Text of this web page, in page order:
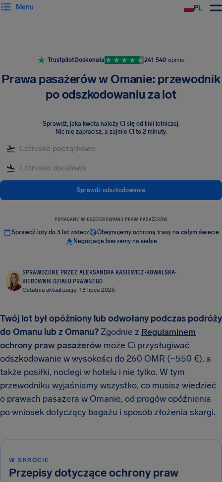
PL
Menu
TrustpilotDoskonała 241 540 opinie
Prawa pasażerów w Omanie: przewodnik
po odszkodowaniu za lot
Sprawdź, jaka kwota należy Ci się od linii lotniczej.
Nic nie zapłacisz, a zajmie Ci to 2 minuty.
Sprawdź odszkodowanie
POMAGAMY W EGZEKWOWANIU PRAW PASAŻERÓW
Sprawdź loty do 3 lat wstecz
Obejmujemy ochroną trasy na całym świecie
Negocjacje bierzemy na siebie
SPRAWDZONE PRZEZ ALEKSANDRA KASIEWICZ-KOWALSKA·
KIEROWNIK DZIAŁU PRAWNEGO
Ostatnia aktualizacja: 13 lipca 2026
Twój lot był opóźniony lub odwołany podczas podróży
do Omanu lub z Omanu?Zgodnie z Regulaminem
ochrony praw pasażerów może Ci przysługiwać
odszkodowanie w wysokości do 260 OMR (~550 €), a
także posiłki, noclegi w hotelu i nie tylko. W tym
przewodniku wyjaśniamy wszystko, co musisz wiedzieć
o prawach pasażera w Omanie, od progów opóźnienia
po wniosek dotyczący bagażu i sposób złożenia skargi.
W SKRÓCIE
Przepisy dotyczące ochrony praw